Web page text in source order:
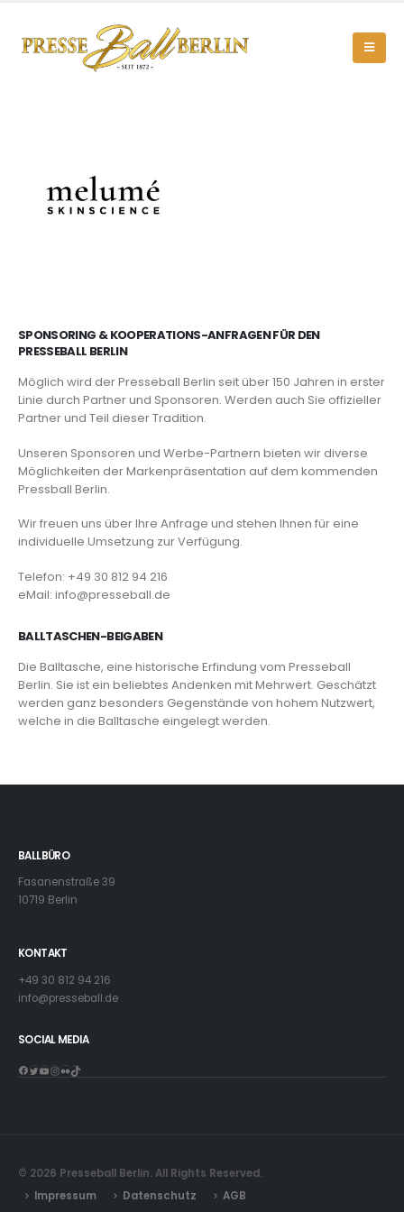
SPONSORING & KOOPERATIONS-ANFRAGEN FÜR DEN
PRESSEBALL BERLIN
Möglich wird der Presseball Berlin seit über 150 Jahren in erster
Linie durch Partner und Sponsoren. Werden auch Sie offizieller
Partner und Teil dieser Tradition.
Unseren Sponsoren und Werbe-Partnern bieten wir diverse
Möglichkeiten der Markenpräsentation auf dem kommenden
Pressball Berlin.
Wir freuen uns über Ihre Anfrage und stehen Ihnen für eine
individuelle Umsetzung zur Verfügung.
Telefon: +49 30 812 94 216
eMail: info@presseball.de
BALLTASCHEN-BEIGABEN
Die Balltasche, eine historische Erfindung vom Presseball
Berlin. Sie ist ein beliebtes Andenken mit Mehrwert. Geschätzt
werden ganz besonders Gegenstände von hohem Nutzwert,
welche in die Balltasche eingelegt werden.
BALLBÜRO
Fasanenstraße 39
10719 Berlin
KONTAKT
+49 30 812 94 216
info@presseball.de
SOCIAL MEDIA
Facebook
Twitter
YouTube
Instagram
FlickrTikTok
© 2026 Presseball Berlin. All Rights Reserved.
Impressum
Datenschutz AGB